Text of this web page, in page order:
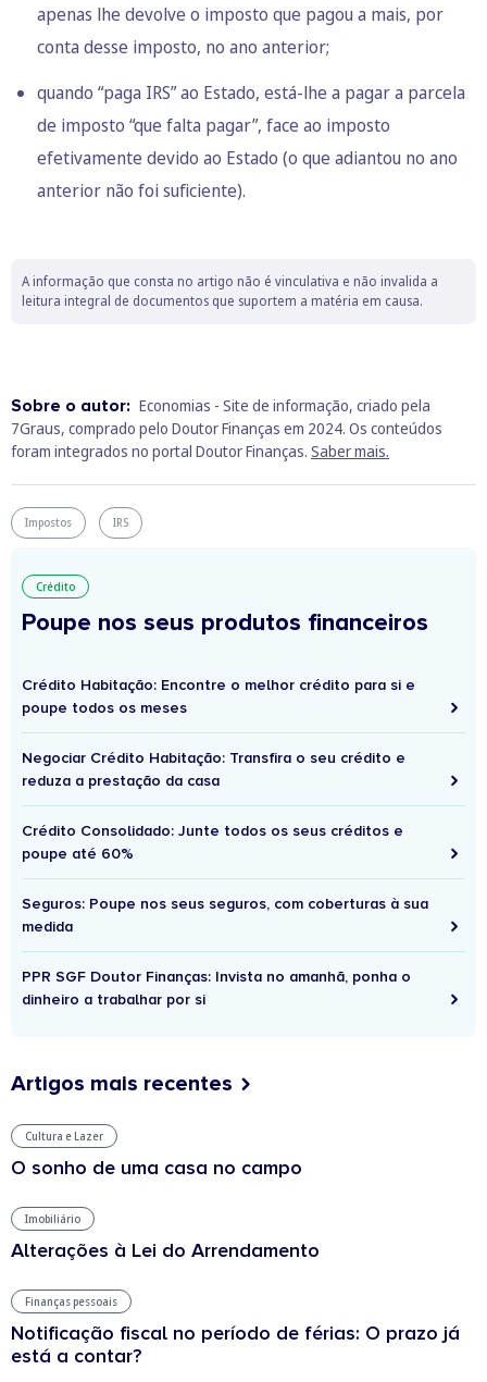
apenas lhe devolve o imposto que pagou a mais, por
conta desse imposto, no ano anterior;
quando “paga IRS” ao Estado, está-lhe a pagar a parcela
de imposto “que falta pagar”, face ao imposto
efetivamente devido ao Estado (o que adiantou no ano
anterior não foi suficiente).
A informação que consta no artigo não é vinculativa e não invalida a
leitura integral de documentos que suportem a matéria em causa.
Sobre o autor: Economias - Site de informação, criado pela
7Graus, comprado pelo Doutor Finanças em 2024. Os conteúdos
foram integrados no portal Doutor Finanças. Saber mais.
Impostos IRS
Crédito
Poupe nos seus produtos financeiros
Crédito Habitação: Encontre o melhor crédito para si e
poupe todos os meses
Negociar Crédito Habitação: Transfira o seu crédito e
reduza a prestação da casa
Crédito Consolidado: Junte todos os seus créditos e
poupe até 60%
Seguros: Poupe nos seus seguros, com coberturas à sua
medida
PPR SGF Doutor Finanças: Invista no amanhã, ponha o
dinheiro a trabalhar por si
Artigos mais recentes
Cultura e Lazer
O sonho de uma casa no campo
Imobiliário
Alterações à Lei do Arrendamento
Finanças pessoais
Notificação fiscal no período de férias: O prazo já
está a contar?